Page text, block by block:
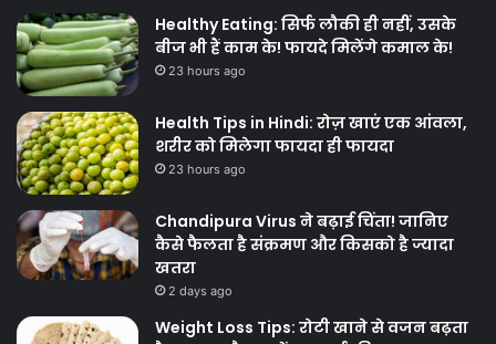
Healthy Eating: सिर्फ लौकी ही नहीं, उसके
बीज भी हैं काम के! फायदे मिलेंगे कमाल के!
23 hours ago
Health Tips in Hindi: रोज़ खाएं एक आंवला,
शरीर को मिलेगा फायदा ही फायदा
23 hours ago
Chandipura Virus ने बढ़ाई चिंता! जानिए
कैसे फैलता है संक्रमण और किसको है ज्यादा
खतरा
2 days ago
Weight Loss Tips: रोटी खाने से वजन बढ़ता